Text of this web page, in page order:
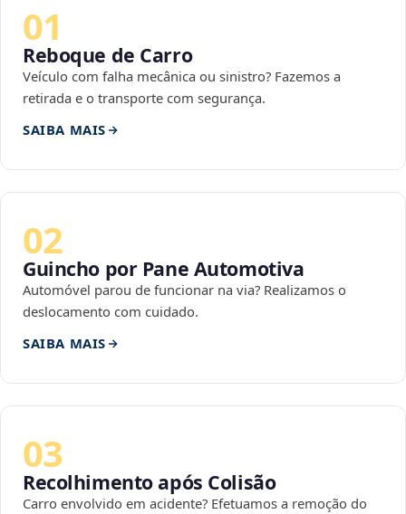
01
Reboque de Carro
Veículo com falha mecânica ou sinistro? Fazemos a
retirada e o transporte com segurança.
SAIBA MAIS
02
Guincho por Pane Automotiva
Automóvel parou de funcionar na via? Realizamos o
deslocamento com cuidado.
SAIBA MAIS
03
Recolhimento após Colisão
Carro envolvido em acidente? Efetuamos a remoção do